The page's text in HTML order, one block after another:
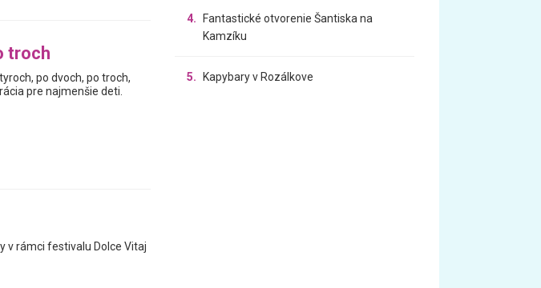
troch
po dvoch, po troch,
pre najmenšie deti.
v rámci festivalu Dolce Vitaj
4.
Fantastické otvorenie Šantiska na
Kamzíku
5. Kapybary v Rozálkove